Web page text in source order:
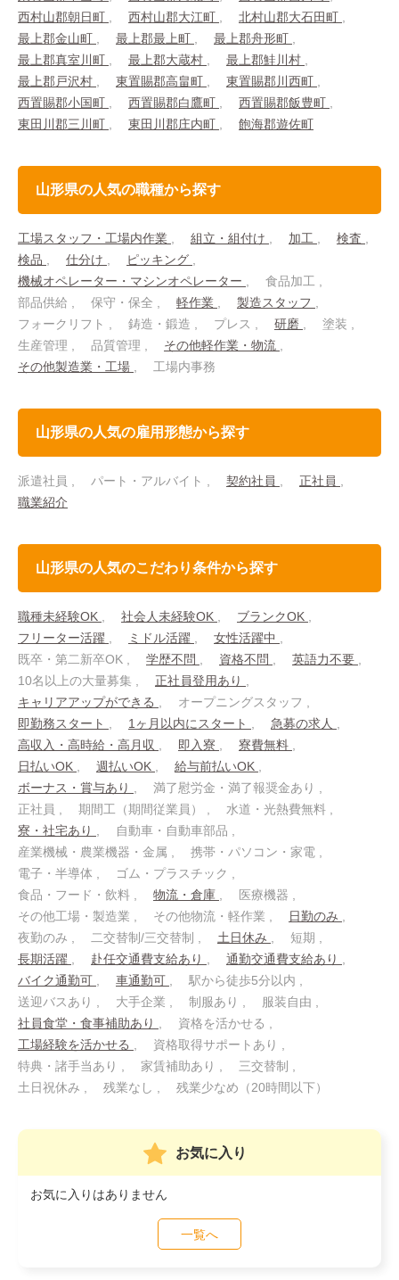
西村山郡朝日町
西村山郡大江町
北村山郡大石田町
最上郡金山町
最上郡最上町
最上郡舟形町
最上郡真室川町
最上郡大蔵村
最上郡鮭川村
最上郡戸沢村
東置賜郡高畠町
東置賜郡川西町
西置賜郡小国町
西置賜郡白鷹町
西置賜郡飯豊町
東田川郡三川町
東田川郡庄内町 飽海郡遊佐町
山形県の人気の職種から探す
工場スタッフ・工場内作業 組立・組付け 加工
検査
検品
仕分け
ピッキング
機械オペレーター・マシンオペレーター
食品加工
部品供給
保守・保全 軽作業
製造スタッフ
フォークリフト
鋳造・鍛造 プレス 研磨
塗装
生産管理
品質管理
その他軽作業・物流
その他製造業・工場
工場内事務
山形県の人気の雇用形態から探す
派遣社員 パート・アルバイト 契約社員
正社員
職業紹介
山形県の人気のこだわり条件から探す
職種未経験OK 社会人未経験OK
ブランクOK
フリーター活躍
ミドル活躍
女性活躍中
既卒・第二新卒OK
学歴不問 資格不問
英語力不要
10名以上の大量募集
正社員登用あり
キャリアアップができる
オープニングスタッフ
即勤務スタート
1ヶ月以内にスタート
急募の求人
高収入・高時給・高月収
即入寮
寮費無料
日払いOK
週払いOK
給与前払いOK
ボーナス・賞与あり
満了慰労金・満了報奨金あり
正社員
期間工（期間従業員）
水道・光熱費無料
寮・社宅あり
自動車・自動車部品
産業機械・農業機器・金属
携帯・パソコン・家電
電子・半導体
ゴム・プラスチック
食品・フード・飲料
物流・倉庫
医療機器
その他工場・製造業
その他物流・軽作業
日勤のみ
夜勤のみ
二交替制/三交替制 土日休み
短期
長期活躍
赴任交通費支給あり
通勤交通費支給あり
バイク通勤可
車通勤可
駅から徒歩5分以内
送迎バスあり
大手企業 制服あり
服装自由
社員食堂・食事補助あり
資格を活かせる
工場経験を活かせる
資格取得サポートあり
特典・諸手当あり
家賃補助あり
三交替制
土日祝休み
残業なし 残業少なめ（20時間以下）
お気に入り
お気に入りはありません
一覧へ